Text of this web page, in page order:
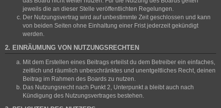
jeweils die an dieser Stelle veröffentlichten Regelungen.
Der Nutzungsvertrag wird auf unbestimmte Zeit geschlossen und kann
von beiden Seiten ohne Einhaltung einer Frist jederzeit gekündigt
werden.
2. EINRÄUMUNG VON NUTZUNGSRECHTEN
Mit dem Erstellen eines Beitrags erteilst du dem Betreiber ein einfaches,
zeitlich und räumlich unbeschränktes und unentgeltliches Recht, deinen
Beitrag im Rahmen des Boards zu nutzen.
Das Nutzungsrecht nach Punkt 2, Unterpunkt a bleibt auch nach
Kündigung des Nutzungsvertrages bestehen.